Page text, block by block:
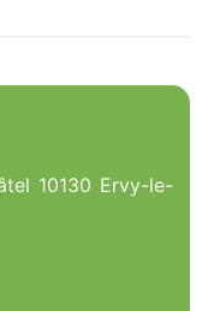
10130 Ervy-le-